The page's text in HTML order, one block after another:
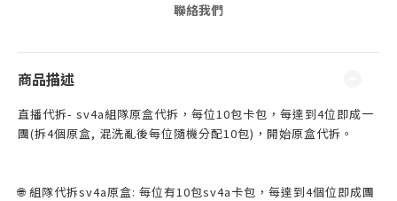
聯絡我們
商品描述
直播代拆- sv4a組隊原盒代拆，每位10包卡包，每達到4位即成一
團(拆4個原盒, 混洗亂後每位隨機分配10包)，開始原盒代拆。
🌐 組隊代拆sv4a原盒: 每位有10包sv4a卡包，每達到4個位即成團